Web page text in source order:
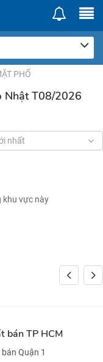
PHỐ
Nhật T08/2026
nhất
khu vực này
bán TP HCM
Quận 1